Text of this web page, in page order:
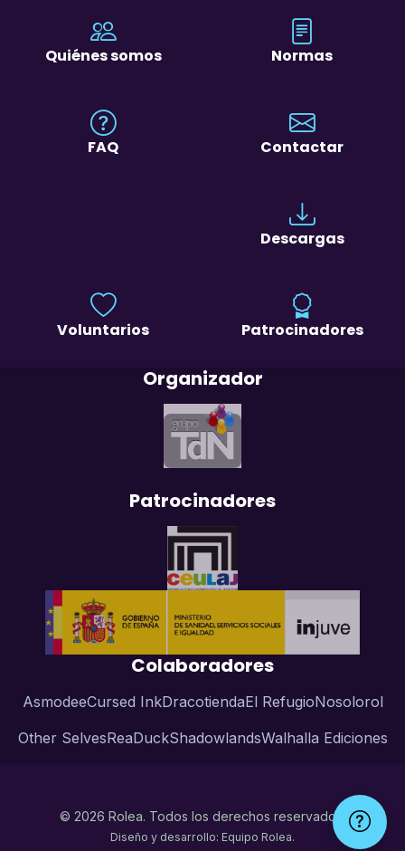
Quiénes somos Normas
FAQ Contactar
Descargas
Voluntarios Patrocinadores
Organizador
Patrocinadores
Colaboradores
AsmodeeCursed InkDracotiendaEl RefugioNosolorol
Other SelvesReaDuckShadowlandsWalhalla Ediciones
© 2026 Rolea. Todos los derechos reservados.
Diseño y desarrollo: Equipo Rolea.